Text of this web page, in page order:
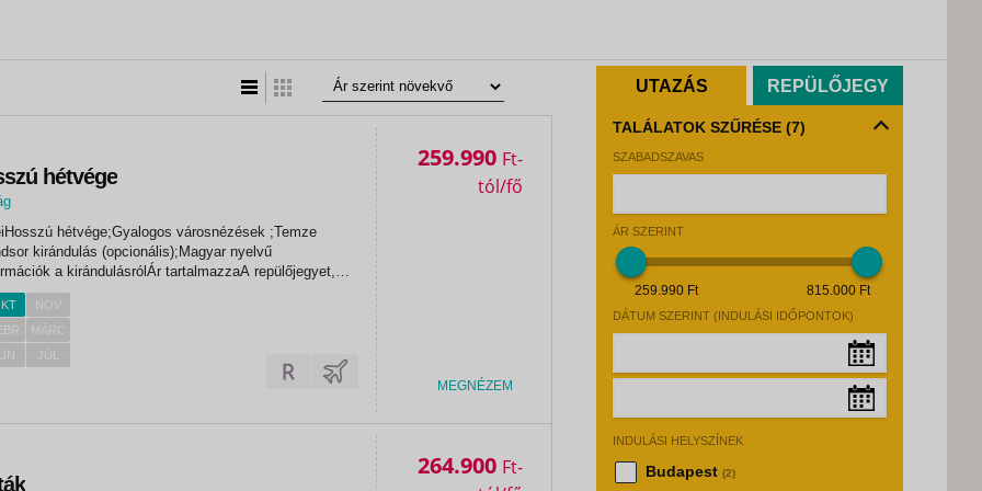
UTAZÁS REPÜLŐJEGY
TALÁLATOK SZŰRÉSE (7)
SZABADSZAVAS
ÁR SZERINT
259.990 Ft 815.000 Ft
DÁTUM SZERINT (INDULÁSI IDŐPONTOK)
Hé
Ke Sz Cs
27
30
«
INDULÁSI HELYSZÍNEK
Budapest (2)
hétvége
hétvége;Gyalogos városnézések ;Temze
kirándulás (opcionális);Magyar nyelvű
a kirándulásrólÁr tartalmazzaA repülőjegyet,
a szállást 3*-os hotelben, kétágyas szobában
magyar...
NOV
MÁRC
JÚL
259.990 Ft
MEGNÉZEM
264.900 Ft